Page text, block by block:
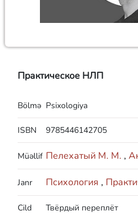
Практическое НЛП
Bölmə Psixologiya
ISBN 9785446142705
Müəllif Пелехатый М. М. ,
Janr Психология ,
Cild Твёрдый переплёт